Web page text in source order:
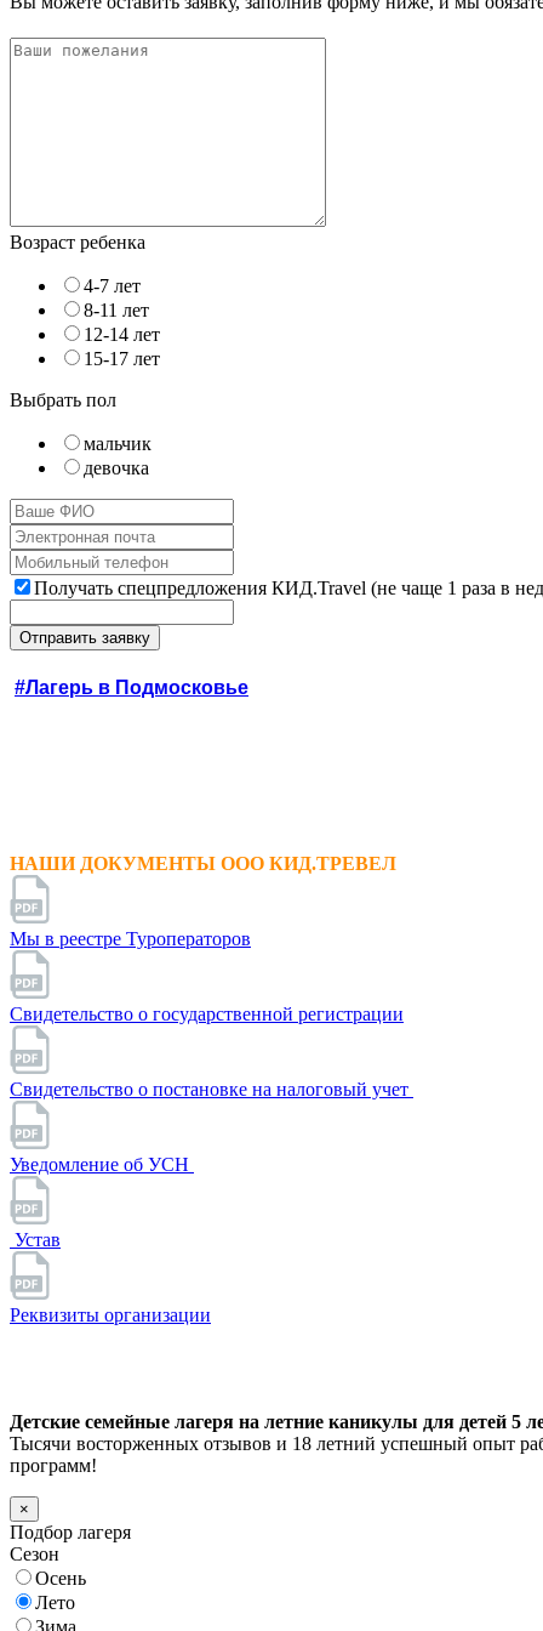
Возраст ребенка
4-7 лет
8-11 лет
12-14 лет
15-17 лет
Выбрать пол
мальчик
девочка
Получать спецпредложения КИД.Travel (не чаще 1 раза в
#Лагерь в Подмосковье
НАШИ ДОКУМЕНТЫ ООО КИД.ТРЕВЕЛ
Мы в реестре Туроператоров
Свидетельство о государственной регистрации
Свидетельство о постановке на налоговый учет
Уведомление об УСН
Устав
Реквизиты организации
Детские семейные лагеря на летние каникулы для детей 5
Тысячи восторженных отзывов и 18 летний успешный опыт
программ!
×
Подбор лагеря
Сезон
Осень
Лето